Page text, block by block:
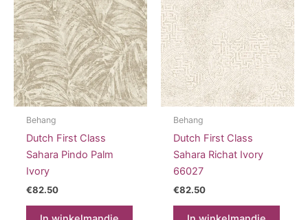
Behang
Dutch First Class
Sahara Pindo Palm
Ivory
€82.50
Behang
Dutch First Class
Sahara Richat Ivory
66027
€82.50